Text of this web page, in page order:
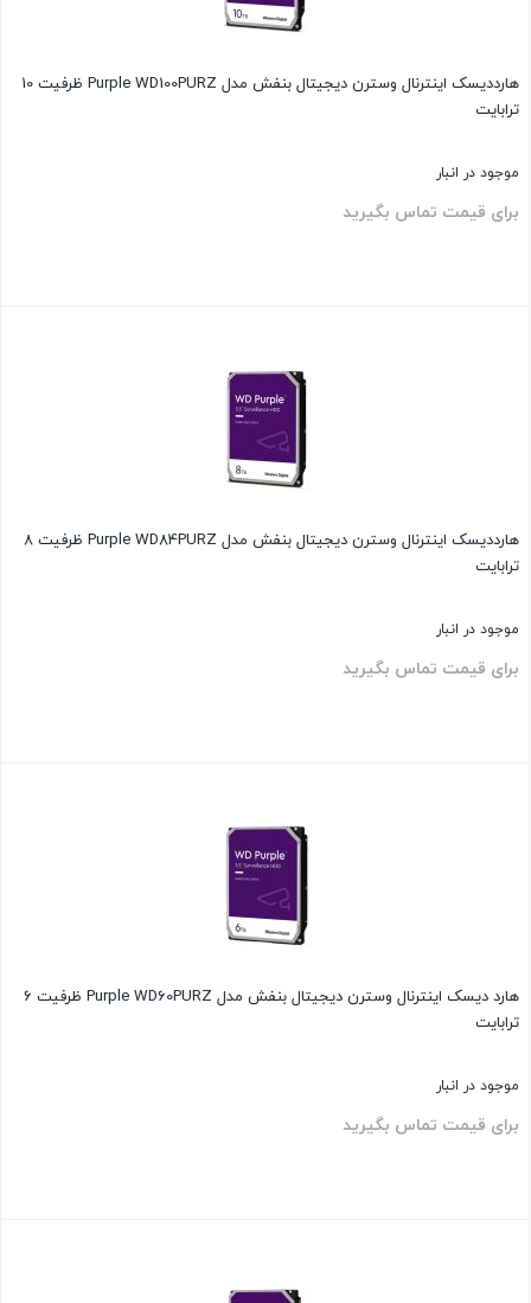
هارددیسک اینترنال وسترن دیجیتال بنفش مدل Purple WD100PURZ ظرفیت 10
ترابایت
موجود در انبار
برای قیمت تماس بگیرید
هارددیسک اینترنال وسترن دیجیتال بنفش مدل Purple WD84PURZ ظرفیت 8
ترابایت
موجود در انبار
برای قیمت تماس بگیرید
هارد دیسک اینترنال وسترن دیجیتال بنفش مدل Purple WD60PURZ ظرفیت 6
ترابایت
موجود در انبار
برای قیمت تماس بگیرید